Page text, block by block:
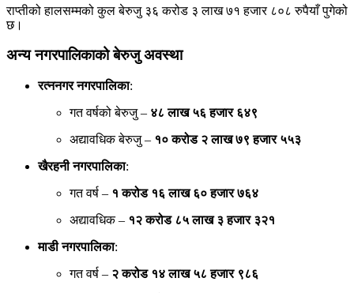
राप्तीको हालसम्मको कुल बेरुजु ३६ करोड ३ लाख ७१ हजार ८०८ रुपैयाँ पुगेको
छ।
अन्य नगरपालिकाको बेरुजु अवस्था
रत्ननगर नगरपालिका:
गत वर्षको बेरुजु – ४८ लाख ५६ हजार ६४९
अद्यावधिक बेरुजु – १० करोड २ लाख ७९ हजार ५५३
खैरहनी नगरपालिका:
गत वर्ष – १ करोड १६ लाख ६० हजार ७६४
अद्यावधिक – १२ करोड ८५ लाख ३ हजार ३२१
माडी नगरपालिका:
गत वर्ष – २ करोड १४ लाख ५८ हजार ९८६